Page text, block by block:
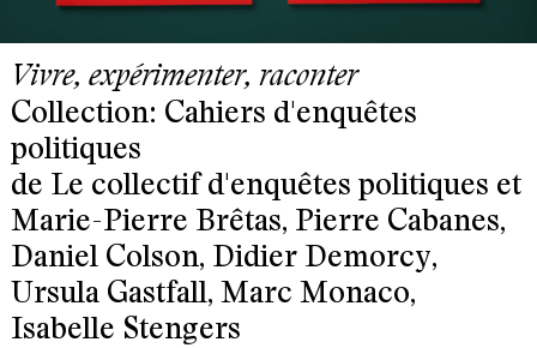
Vivre, expérimenter, raconter
Collection: Cahiers d'enquêtes
politiques
de Le collectif d'enquêtes politiques et
Marie-Pierre Brêtas, Pierre Cabanes,
Daniel Colson, Didier Demorcy,
Ursula Gastfall, Marc Monaco,
Isabelle Stengers